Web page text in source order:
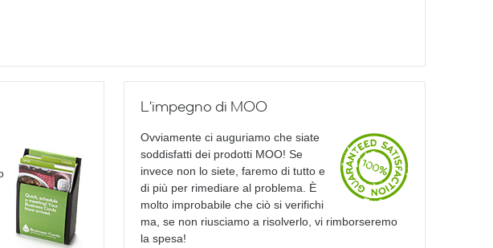
L'impegno di MOO
Ovviamente ci auguriamo che siate
soddisfatti dei prodotti MOO! Se
invece non lo siete, faremo di tutto e
di più per rimediare al problema. È
molto improbabile che ciò si verifichi
ma, se non riusciamo a risolverlo, vi rimborseremo
la spesa!